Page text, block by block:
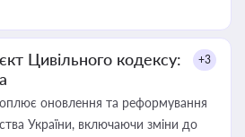
Цивільного кодексу:
+3
оновлення та реформування
України, включаючи зміни до